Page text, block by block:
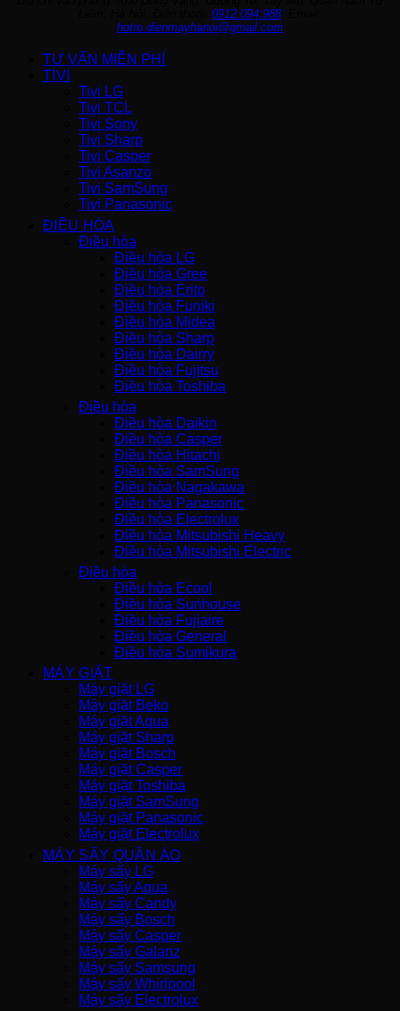
0912.094.988
hotro.dienmayhanoi@gmail.com
TƯ VẤN MIỄN PHÍ
TIVI
Tivi LG
Tivi TCL
Tivi Sony
Tivi Sharp
Tivi Casper
Tivi Asanzo
Tivi SamSung
Tivi Panasonic
ĐIỀU HÒA
Điều hòa
Điều hòa LG
Điều hòa Gree
Điều hòa Erito
Điều hòa Funiki
Điều hòa Midea
Điều hòa Sharp
Điều hòa Dairry
Điều hòa Fujitsu
Điều hòa Toshiba
Điều hòa
Điều hòa Daikin
Điều hòa Casper
Điều hòa Hitachi
Điều hòa SamSung
Điều hòa Nagakawa
Điều hòa Panasonic
Điều hòa Electrolux
Điều hòa Mitsubishi Heavy
Điều hòa Mitsubishi Electric
Điều hòa
Điều hòa Ecool
Điều hòa Sunhouse
Điều hòa Fujiaire
Điều hòa General
Điều hòa Sumikura
MÁY GIẶT
Máy giặt LG
Máy giặt Beko
Máy giặt Aqua
Máy giặt Sharp
Máy giặt Bosch
Máy giặt Casper
Máy giặt Toshiba
Máy giặt SamSung
Máy giặt Panasonic
Máy giặt Electrolux
MÁY SẤY QUẦN ÁO
Máy sấy LG
Máy sấy Aqua
Máy sấy Candy
Máy sấy Bosch
Máy sấy Casper
Máy sấy Galanz
Máy sấy Samsung
Máy sấy Whirlpool
Máy sấy Electrolux